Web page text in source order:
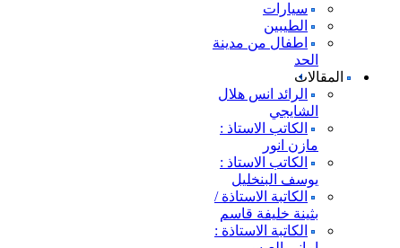
سيارات
الطيبين
اطفال من مدينة
الحد
المقالات
الرائد انس هلال
الشايجي
الكاتب الاستاذ :
مازن انور
الكاتب الاستاذ :
يوسف البنخليل
الكاتبة الاستاذة /
بثينة خليفة قاسم
الكاتبة الاستاذة :